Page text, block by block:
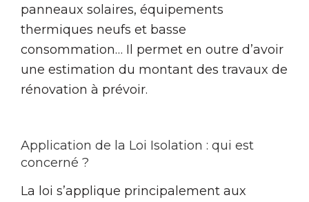
panneaux solaires, équipements
thermiques neufs et basse
consommation… Il permet en outre d’avoir
une estimation du montant des travaux de
rénovation à prévoir.
Application de la Loi Isolation : qui est
concerné ?
La loi s’applique principalement aux